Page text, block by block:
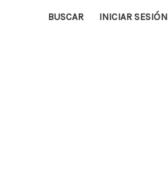
BUSCAR INICIAR SESIÓN